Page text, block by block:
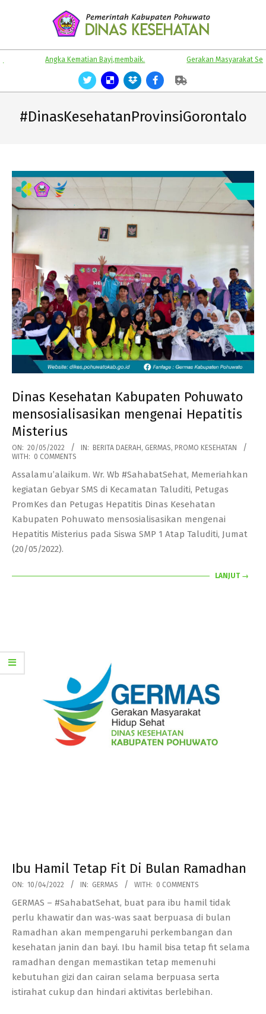
KABUPATEN
POHUWATO
Angka Kematian Bayi,membaik. Gerakan Masyarakat Sehat.
#DinasKesehatanProvinsiGorontalo
Dinas Kesehatan Kabupaten Pohuwato
mensosialisasikan mengenai Hepatitis
Misterius
2022-
05-
20
ON: 20/05/2022 IN: BERITA DAERAH , GERMAS, PROMO KESEHATAN
WITH: 0 COMMENTS
Assalamu’alaikum. Wr. Wb #SahabatSehat, Memeriahkan
kegiatan Gebyar SMS di Kecamatan Taluditi, Petugas
PromKes dan Petugas Hepatitis Dinas Kesehatan
Kabupaten Pohuwato mensosialisasikan mengenai
Hepatitis Misterius pada Siswa SMP 1 Atap Taluditi, Jumat
(20/05/2022).
LANJUT →
Ibu Hamil Tetap Fit Di Bulan Ramadhan
2022-
04-
10
ON: 10/04/2022 IN: GERMAS WITH: 0 COMMENTS
GERMAS – #SahabatSehat, buat para ibu hamil tidak
perlu khawatir dan was-was saat berpuasa di bulan
Ramadhan akan mempengaruhi perkembangan dan
kesehatan janin dan bayi. Ibu hamil bisa tetap fit selama
ramadhan dengan memastikan tetap memenuhi
kebutuhan gizi dan cairan selama berpuasa serta
istirahat cukup dan hindari aktivitas berlebihan.